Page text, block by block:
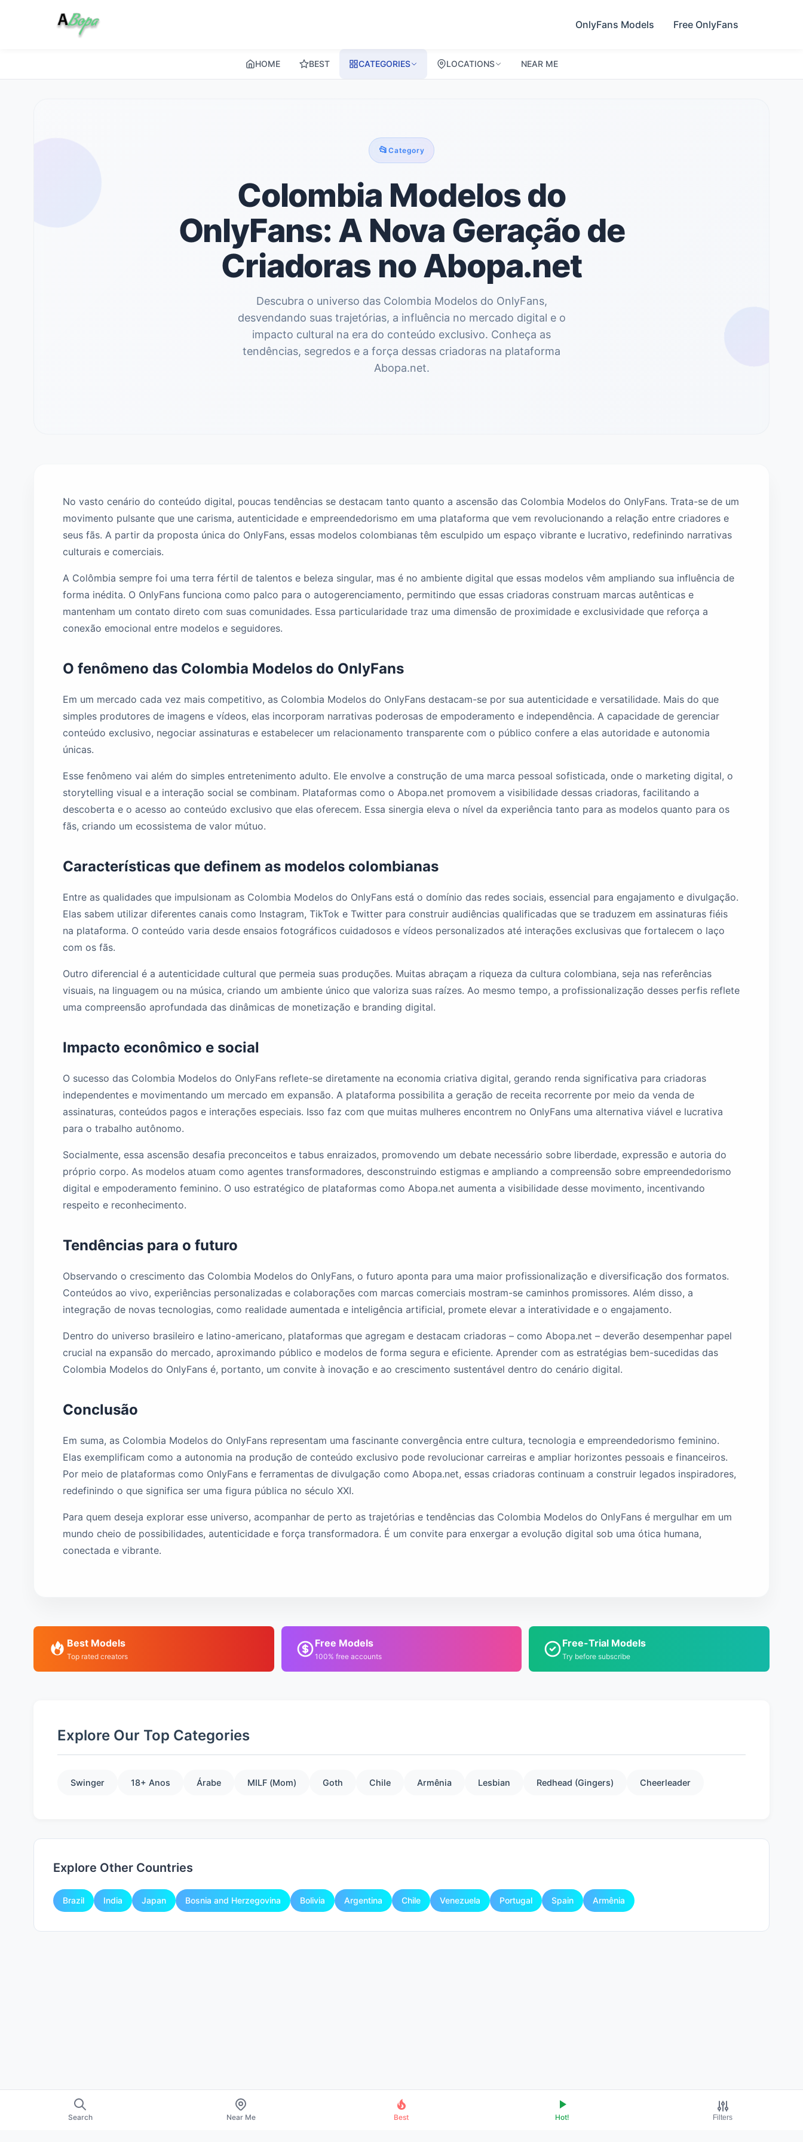
OnlyFans Models Free OnlyFans
HOME BEST CATEGORIES LOCATIONS NEAR ME
📂Category
Colombia Modelos do
OnlyFans: A Nova Geração de
Criadoras no Abopa.net
Descubra o universo das Colombia Modelos do OnlyFans,
desvendando suas trajetórias, a influência no mercado digital e o
impacto cultural na era do conteúdo exclusivo. Conheça as
tendências, segredos e a força dessas criadoras na plataforma
Abopa.net.
No vasto cenário do conteúdo digital, poucas tendências se destacam tanto quanto a ascensão das Colombia Modelos do OnlyFans. Trata-se de um
movimento pulsante que une carisma, autenticidade e empreendedorismo em uma plataforma que vem revolucionando a relação entre criadores e
seus fãs. A partir da proposta única do OnlyFans, essas modelos colombianas têm esculpido um espaço vibrante e lucrativo, redefinindo narrativas
culturais e comerciais.
A Colômbia sempre foi uma terra fértil de talentos e beleza singular, mas é no ambiente digital que essas modelos vêm ampliando sua influência de
forma inédita. O OnlyFans funciona como palco para o autogerenciamento, permitindo que essas criadoras construam marcas autênticas e
mantenham um contato direto com suas comunidades. Essa particularidade traz uma dimensão de proximidade e exclusividade que reforça a
conexão emocional entre modelos e seguidores.
O fenômeno das Colombia Modelos do OnlyFans
Em um mercado cada vez mais competitivo, as Colombia Modelos do OnlyFans destacam-se por sua autenticidade e versatilidade. Mais do que
simples produtores de imagens e vídeos, elas incorporam narrativas poderosas de empoderamento e independência. A capacidade de gerenciar
conteúdo exclusivo, negociar assinaturas e estabelecer um relacionamento transparente com o público confere a elas autoridade e autonomia
únicas.
Esse fenômeno vai além do simples entretenimento adulto. Ele envolve a construção de uma marca pessoal sofisticada, onde o marketing digital, o
storytelling visual e a interação social se combinam. Plataformas como o Abopa.net promovem a visibilidade dessas criadoras, facilitando a
descoberta e o acesso ao conteúdo exclusivo que elas oferecem. Essa sinergia eleva o nível da experiência tanto para as modelos quanto para os
fãs, criando um ecossistema de valor mútuo.
Características que definem as modelos colombianas
Entre as qualidades que impulsionam as Colombia Modelos do OnlyFans está o domínio das redes sociais, essencial para engajamento e divulgação.
Elas sabem utilizar diferentes canais como Instagram, TikTok e Twitter para construir audiências qualificadas que se traduzem em assinaturas fiéis
na plataforma. O conteúdo varia desde ensaios fotográficos cuidadosos e vídeos personalizados até interações exclusivas que fortalecem o laço
com os fãs.
Outro diferencial é a autenticidade cultural que permeia suas produções. Muitas abraçam a riqueza da cultura colombiana, seja nas referências
visuais, na linguagem ou na música, criando um ambiente único que valoriza suas raízes. Ao mesmo tempo, a profissionalização desses perfis reflete
uma compreensão aprofundada das dinâmicas de monetização e branding digital.
Impacto econômico e social
O sucesso das Colombia Modelos do OnlyFans reflete-se diretamente na economia criativa digital, gerando renda significativa para criadoras
independentes e movimentando um mercado em expansão. A plataforma possibilita a geração de receita recorrente por meio da venda de
assinaturas, conteúdos pagos e interações especiais. Isso faz com que muitas mulheres encontrem no OnlyFans uma alternativa viável e lucrativa
para o trabalho autônomo.
Socialmente, essa ascensão desafia preconceitos e tabus enraizados, promovendo um debate necessário sobre liberdade, expressão e autoria do
próprio corpo. As modelos atuam como agentes transformadores, desconstruindo estigmas e ampliando a compreensão sobre empreendedorismo
digital e empoderamento feminino. O uso estratégico de plataformas como Abopa.net aumenta a visibilidade desse movimento, incentivando
respeito e reconhecimento.
Tendências para o futuro
Observando o crescimento das Colombia Modelos do OnlyFans, o futuro aponta para uma maior profissionalização e diversificação dos formatos.
Conteúdos ao vivo, experiências personalizadas e colaborações com marcas comerciais mostram-se caminhos promissores. Além disso, a
integração de novas tecnologias, como realidade aumentada e inteligência artificial, promete elevar a interatividade e o engajamento.
Dentro do universo brasileiro e latino-americano, plataformas que agregam e destacam criadoras – como Abopa.net – deverão desempenhar papel
crucial na expansão do mercado, aproximando público e modelos de forma segura e eficiente. Aprender com as estratégias bem-sucedidas das
Colombia Modelos do OnlyFans é, portanto, um convite à inovação e ao crescimento sustentável dentro do cenário digital.
Conclusão
Em suma, as Colombia Modelos do OnlyFans representam uma fascinante convergência entre cultura, tecnologia e empreendedorismo feminino.
Elas exemplificam como a autonomia na produção de conteúdo exclusivo pode revolucionar carreiras e ampliar horizontes pessoais e financeiros.
Por meio de plataformas como OnlyFans e ferramentas de divulgação como Abopa.net, essas criadoras continuam a construir legados inspiradores,
redefinindo o que significa ser uma figura pública no século XXI.
Para quem deseja explorar esse universo, acompanhar de perto as trajetórias e tendências das Colombia Modelos do OnlyFans é mergulhar em um
mundo cheio de possibilidades, autenticidade e força transformadora. É um convite para enxergar a evolução digital sob uma ótica humana,
conectada e vibrante.
Best Models
Top rated creators
Free Models
100% free accounts
Free-Trial Models
Try before subscribe
Explore Our Top Categories
Swinger 18+ Anos Árabe MILF (Mom) Goth Chile Armênia Lesbian Redhead (Gingers) Cheerleader
Explore Other Countries
Brazil India Japan Bosnia and Herzegovina Bolivia Argentina Chile Venezuela Portugal Spain Armênia
Search Near Me Best Hot! Filters